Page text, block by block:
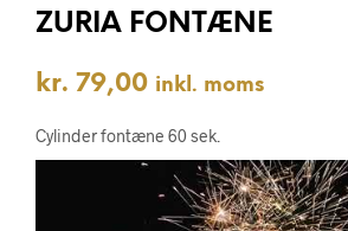
ZURIA FONTÆNE
kr. 79,00 inkl. moms
Cylinder fontæne 60 sek.